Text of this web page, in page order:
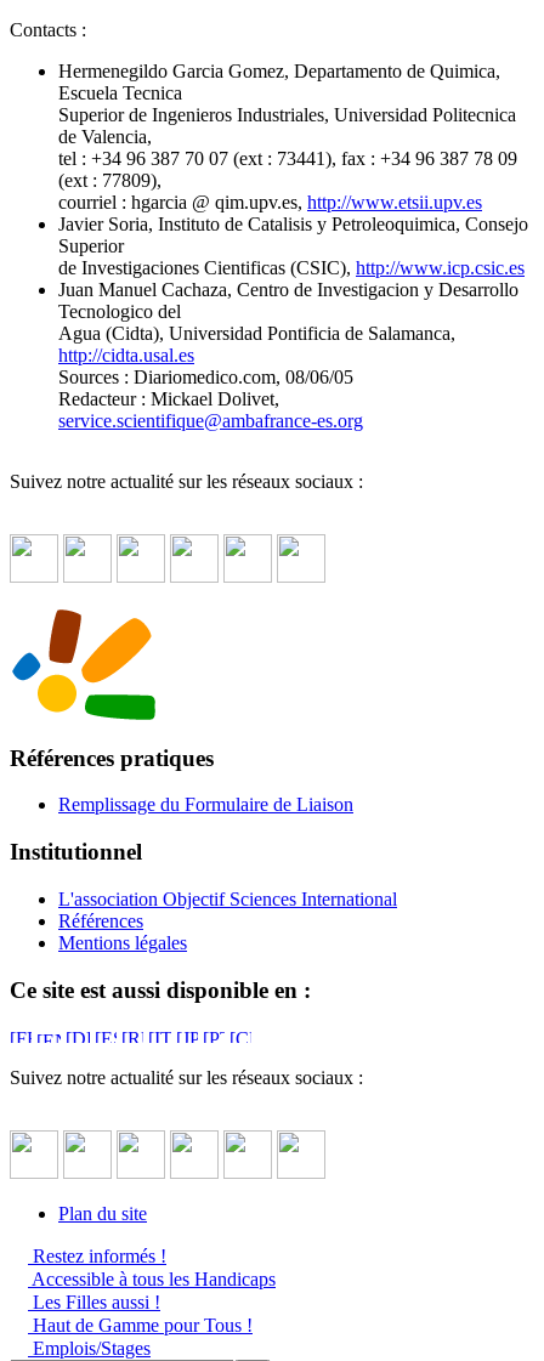
Contacts :
Hermenegildo Garcia Gomez, Departamento de Quimica,
Escuela Tecnica
Superior de Ingenieros Industriales, Universidad Politecnica
de Valencia,
tel : +34 96 387 70 07 (ext : 73441), fax : +34 96 387 78 09
(ext : 77809),
courriel : hgarcia @ qim.upv.es, http://www.etsii.upv.es
Javier Soria, Instituto de Catalisis y Petroleoquimica, Consejo
Superior
de Investigaciones Cientificas (CSIC), http://www.icp.csic.es
Juan Manuel Cachaza, Centro de Investigacion y Desarrollo
Tecnologico del
Agua (Cidta), Universidad Pontificia de Salamanca,
http://cidta.usal.es
Sources : Diariomedico.com, 08/06/05
Redacteur : Mickael Dolivet,
service.scientifique@ambafrance-es.org
Suivez notre actualité sur les réseaux sociaux :
Références pratiques
Remplissage du Formulaire de Liaison
Institutionnel
L'association Objectif Sciences International
Références
Mentions légales
Ce site est aussi disponible en :
Suivez notre actualité sur les réseaux sociaux :
Plan du site
Restez informés !
Accessible à tous les Handicaps
Les Filles aussi !
Haut de Gamme pour Tous !
Emplois/Stages